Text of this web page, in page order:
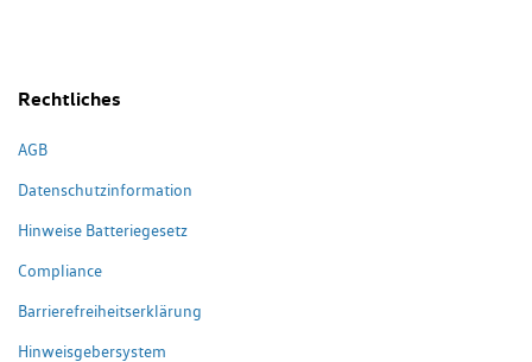
Rechtliches
AGB
Datenschutzinformation
Hinweise Batteriegesetz
Compliance
Barrierefreiheitserklärung
Hinweisgebersystem